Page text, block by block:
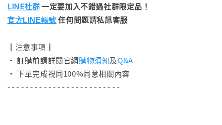
LINE社群一定要加入不錯過社群限定品！
官方LINE帳號 任何問題請私訊客服
┃注意事項┃
• 訂購前請詳閱官網購物須知及Q&A
• 下單完成視同100%同意相關內容
- - - - - - - - - - - - - - - - - - - - - - - - -